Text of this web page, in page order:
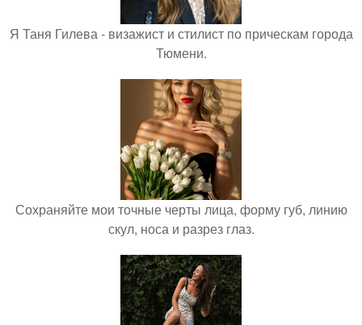
Я Таня Гилева - визажист и стилист по прическам города
Тюмени.
Сохраняйте мои точные черты лица, форму губ, линию
скул, носа и разрез глаз.